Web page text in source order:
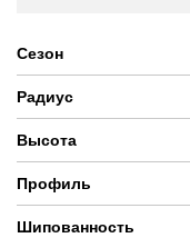
Сезон
Радиус
Высота
Профиль
Шипованность